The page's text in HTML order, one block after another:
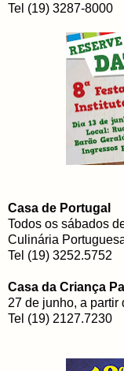
Tel (19) 3287-8000
Casa de Portugal
Todos os sábados
Culinária
Tel (19) 3252.5752
Casa da Criança
27 de junho, a partir
Tel (19) 2127.7230